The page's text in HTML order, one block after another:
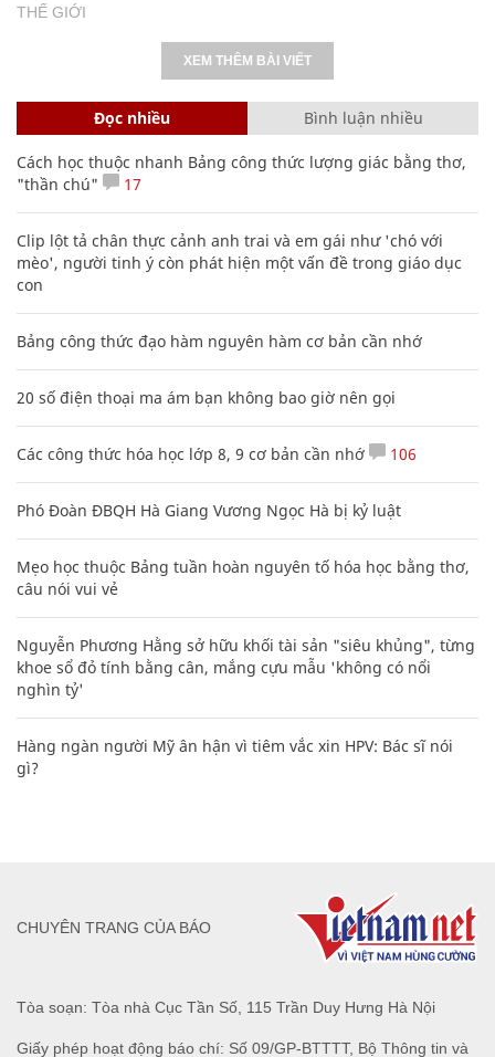
THẾ GIỚI
XEM THÊM BÀI VIẾT
Đọc nhiều Bình luận nhiều
Cách học thuộc nhanh Bảng công thức lượng giác bằng thơ,
"thần chú"
17
Clip lột tả chân thực cảnh anh trai và em gái như 'chó với
mèo', người tinh ý còn phát hiện một vấn đề trong giáo dục
con
Bảng công thức đạo hàm nguyên hàm cơ bản cần nhớ
20 số điện thoại ma ám bạn không bao giờ nên gọi
Các công thức hóa học lớp 8, 9 cơ bản cần nhớ 106
Phó Đoàn ĐBQH Hà Giang Vương Ngọc Hà bị kỷ luật
Mẹo học thuộc Bảng tuần hoàn nguyên tố hóa học bằng thơ,
câu nói vui vẻ
Nguyễn Phương Hằng sở hữu khối tài sản "siêu khủng", từng
khoe sổ đỏ tính bằng cân, mắng cựu mẫu 'không có nổi
nghìn tỷ'
Hàng ngàn người Mỹ ân hận vì tiêm vắc xin HPV: Bác sĩ nói
gì?
Tòa soạn: Tòa nhà Cục Tần Số, 115 Trần Duy Hưng Hà Nội
Giấy phép hoạt động báo chí: Số 09/GP-BTTTT, Bộ Thông tin và
CHUYÊN TRANG CỦA BÁO